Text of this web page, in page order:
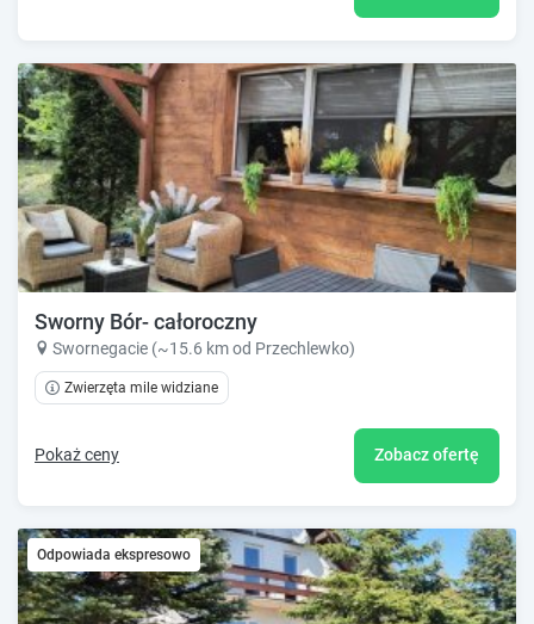
Sworny Bór- całoroczny
Swornegacie (~15.6 km od Przechlewko)
Zwierzęta mile widziane
Pokaż ceny Zobacz ofertę
Odpowiada ekspresowo